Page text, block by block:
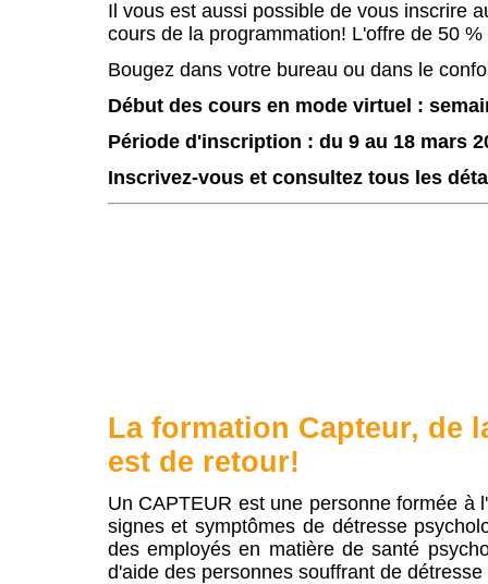
Il vous est aussi possible de vous inscrire
cours de la programmation! L'offre de 50
Bougez dans votre bureau ou dans le
Début des cours en mode virtuel :
Période d'inscription : du 9 au 18 mars
Inscrivez-vous et consultez tous les
La formation Capteur, de
est de retour!
Un CAPTEUR est une personne formée à
signes et symptômes de détresse
des employés en matière de santé
d'aide des personnes souffrant de